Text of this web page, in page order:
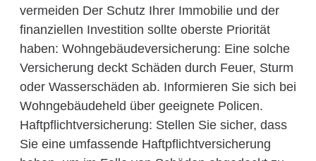
vermeiden Der Schutz Ihrer Immobilie und der
finanziellen Investition sollte oberste Priorität
haben: Wohngebäudeversicherung: Eine solche
Versicherung deckt Schäden durch Feuer, Sturm
oder Wasserschäden ab. Informieren Sie sich bei
Wohngebäudeheld über geeignete Policen.
Haftpflichtversicherung: Stellen Sie sicher, dass
Sie eine umfassende Haftpflichtversicherung